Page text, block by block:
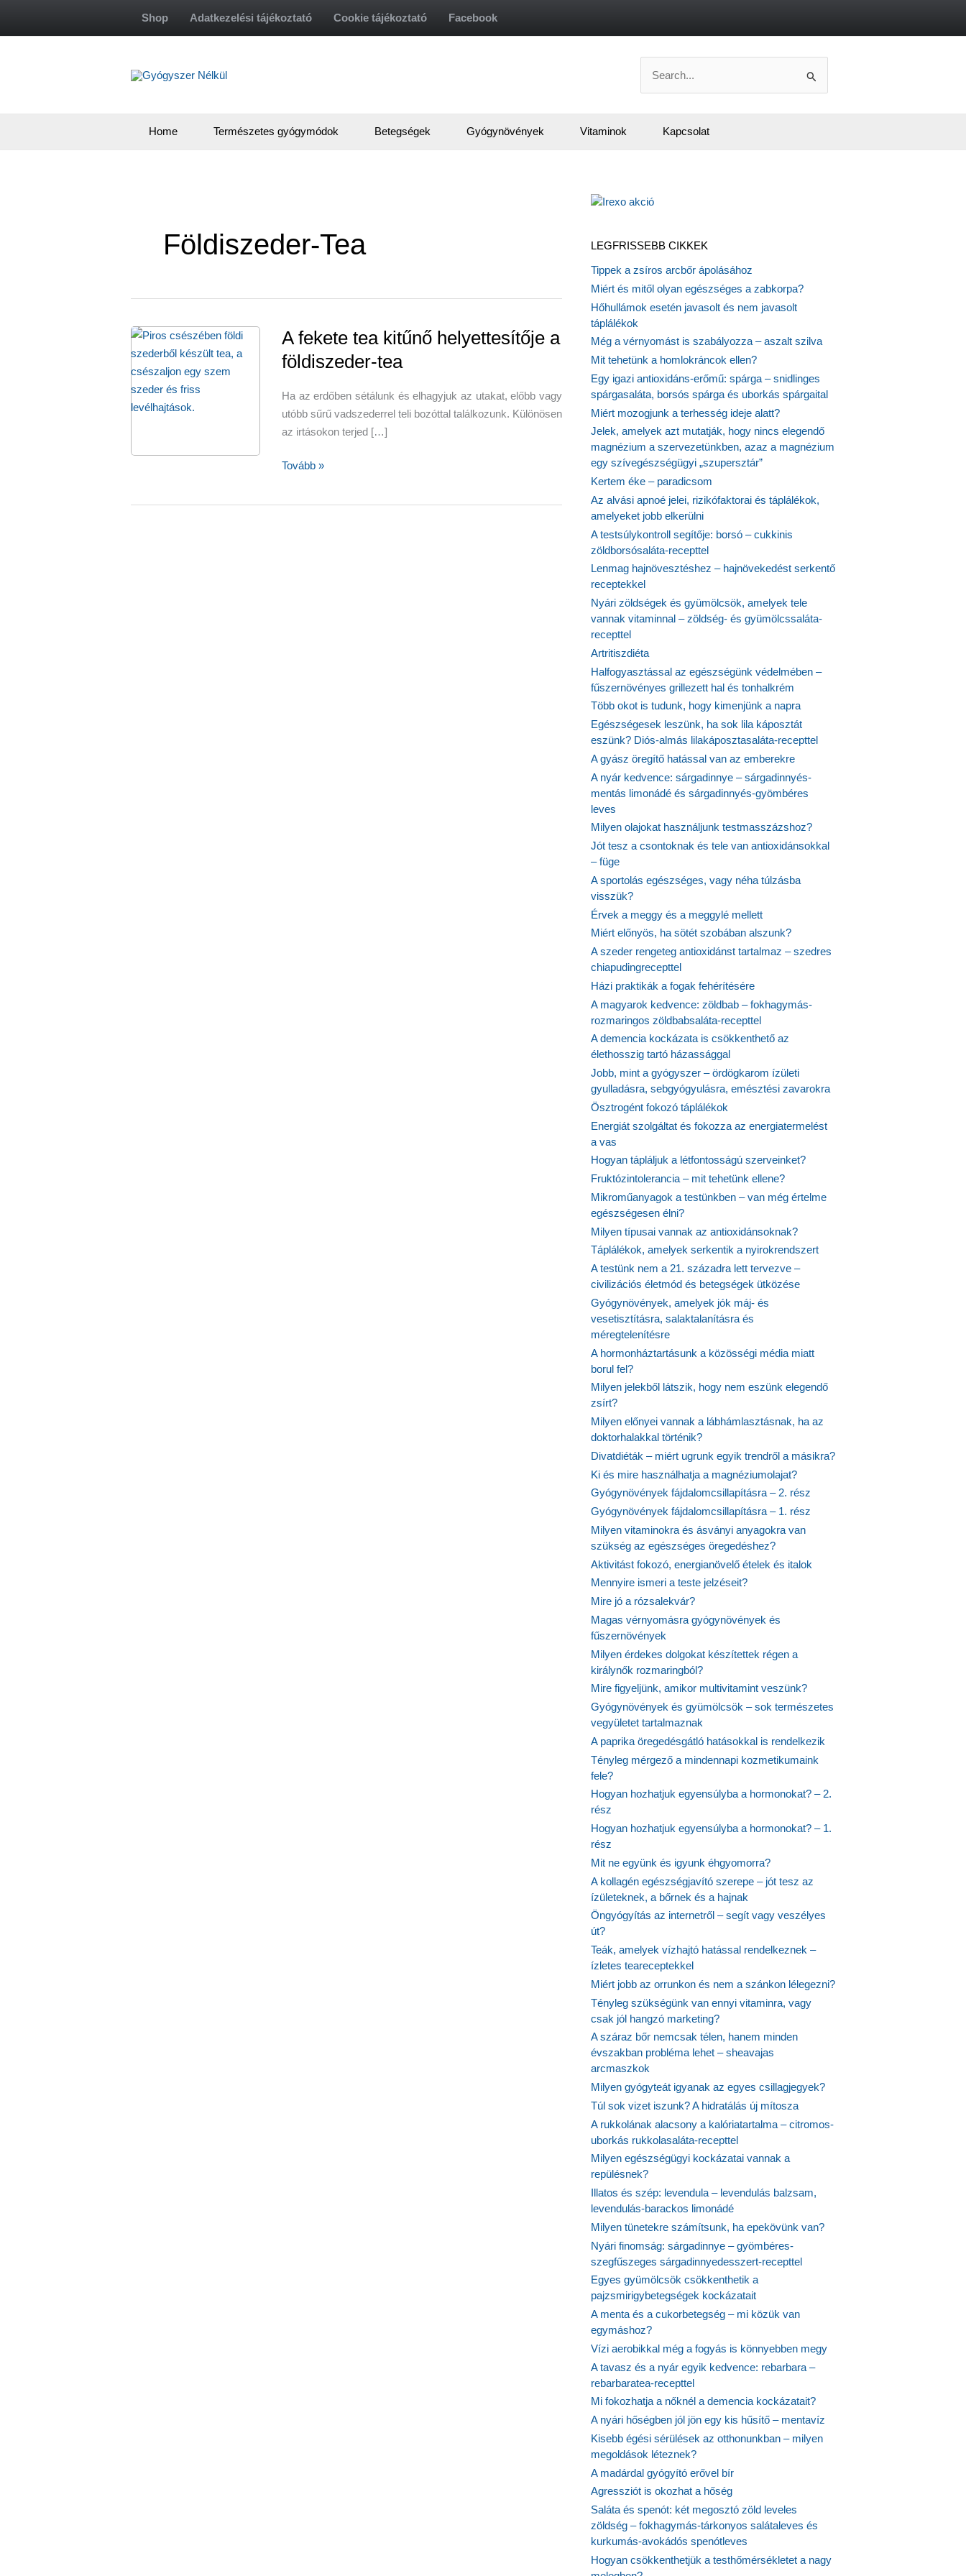
Shop Adatkezelési tájékoztató Cookie tájékoztató Facebook
for:
Home Természetes gyógymódok Betegségek Gyógynövények Vitaminok Kapcsolat
Földiszeder-Tea
A fekete tea kitűnő helyettesítője a
földiszeder-tea
Ha az erdőben sétálunk és elhagyjuk az utakat, előbb vagy
utóbb sűrű vadszederrel teli bozóttal találkozunk. Különösen
az irtásokon terjed […]
A
Tovább »
LEGFRISSEBB CIKKEK
Tippek a zsíros arcbőr ápolásához
Miért és mitől olyan egészséges a zabkorpa?
Hőhullámok esetén javasolt és nem javasolt
táplálékok
Még a vérnyomást is szabályozza – aszalt szilva
Mit tehetünk a homlokráncok ellen?
Egy igazi antioxidáns-erőmű: spárga – snidlinges
spárgasaláta, borsós spárga és uborkás spárgaital
Miért mozogjunk a terhesség ideje alatt?
Jelek, amelyek azt mutatják, hogy nincs elegendő
magnézium a szervezetünkben, azaz a magnézium
egy szívegészségügyi „szupersztár”
Kertem éke – paradicsom
Az alvási apnoé jelei, rizikófaktorai és táplálékok,
amelyeket jobb elkerülni
A testsúlykontroll segítője: borsó – cukkinis
zöldborsósaláta-recepttel
Lenmag hajnövesztéshez – hajnövekedést serkentő
receptekkel
Nyári zöldségek és gyümölcsök, amelyek tele
vannak vitaminnal – zöldség- és gyümölcssaláta-
recepttel
Artritiszdiéta
Halfogyasztással az egészségünk védelmében –
fűszernövényes grillezett hal és tonhalkrém
Több okot is tudunk, hogy kimenjünk a napra
Egészségesek leszünk, ha sok lila káposztát
eszünk? Diós-almás lilakáposztasaláta-recepttel
A gyász öregítő hatással van az emberekre
A nyár kedvence: sárgadinnye – sárgadinnyés-
mentás limonádé és sárgadinnyés-gyömbéres
leves
Milyen olajokat használjunk testmasszázshoz?
Jót tesz a csontoknak és tele van antioxidánsokkal
– füge
A sportolás egészséges, vagy néha túlzásba
visszük?
Érvek a meggy és a meggylé mellett
Miért előnyös, ha sötét szobában alszunk?
A szeder rengeteg antioxidánst tartalmaz – szedres
chiapudingrecepttel
Házi praktikák a fogak fehérítésére
A magyarok kedvence: zöldbab – fokhagymás-
rozmaringos zöldbabsaláta-recepttel
A demencia kockázata is csökkenthető az
élethosszig tartó házassággal
Jobb, mint a gyógyszer – ördögkarom ízületi
gyulladásra, sebgyógyulásra, emésztési zavarokra
Ösztrogént fokozó táplálékok
Energiát szolgáltat és fokozza az energiatermelést
a vas
Hogyan tápláljuk a létfontosságú szerveinket?
Fruktózintolerancia – mit tehetünk ellene?
Mikroműanyagok a testünkben – van még értelme
egészségesen élni?
Milyen típusai vannak az antioxidánsoknak?
Táplálékok, amelyek serkentik a nyirokrendszert
A testünk nem a 21. századra lett tervezve –
civilizációs életmód és betegségek ütközése
Gyógynövények, amelyek jók máj- és
vesetisztításra, salaktalanításra és
méregtelenítésre
A hormonháztartásunk a közösségi média miatt
borul fel?
Milyen jelekből látszik, hogy nem eszünk elegendő
zsírt?
Milyen előnyei vannak a lábhámlasztásnak, ha az
doktorhalakkal történik?
Divatdiéták – miért ugrunk egyik trendről a másikra?
Ki és mire használhatja a magnéziumolajat?
Gyógynövények fájdalomcsillapításra – 2. rész
Gyógynövények fájdalomcsillapításra – 1. rész
Milyen vitaminokra és ásványi anyagokra van
szükség az egészséges öregedéshez?
Aktivitást fokozó, energianövelő ételek és italok
Mennyire ismeri a teste jelzéseit?
Mire jó a rózsalekvár?
Magas vérnyomásra gyógynövények és
fűszernövények
Milyen érdekes dolgokat készítettek régen a
királynők rozmaringból?
Mire figyeljünk, amikor multivitamint veszünk?
Gyógynövények és gyümölcsök – sok természetes
vegyületet tartalmaznak
A paprika öregedésgátló hatásokkal is rendelkezik
Tényleg mérgező a mindennapi kozmetikumaink
fele?
Hogyan hozhatjuk egyensúlyba a hormonokat? – 2.
rész
Hogyan hozhatjuk egyensúlyba a hormonokat? – 1.
rész
Mit ne együnk és igyunk éhgyomorra?
A kollagén egészségjavító szerepe – jót tesz az
ízületeknek, a bőrnek és a hajnak
Öngyógyítás az internetről – segít vagy veszélyes
út?
Teák, amelyek vízhajtó hatással rendelkeznek –
ízletes teareceptekkel
Miért jobb az orrunkon és nem a szánkon lélegezni?
Tényleg szükségünk van ennyi vitaminra, vagy
csak jól hangzó marketing?
A száraz bőr nemcsak télen, hanem minden
évszakban probléma lehet – sheavajas
arcmaszkok
Milyen gyógyteát igyanak az egyes csillagjegyek?
Túl sok vizet iszunk? A hidratálás új mítosza
A rukkolának alacsony a kalóriatartalma – citromos-
uborkás rukkolasaláta-recepttel
Milyen egészségügyi kockázatai vannak a
repülésnek?
Illatos és szép: levendula – levendulás balzsam,
levendulás-barackos limonádé
Milyen tünetekre számítsunk, ha epekövünk van?
Nyári finomság: sárgadinnye – gyömbéres-
szegfűszeges sárgadinnyedesszert-recepttel
Egyes gyümölcsök csökkenthetik a
pajzsmirigybetegségek kockázatait
A menta és a cukorbetegség – mi közük van
egymáshoz?
Vízi aerobikkal még a fogyás is könnyebben megy
A tavasz és a nyár egyik kedvence: rebarbara –
rebarbaratea-recepttel
Mi fokozhatja a nőknél a demencia kockázatait?
A nyári hőségben jól jön egy kis hűsítő – mentavíz
Kisebb égési sérülések az otthonunkban – milyen
megoldások léteznek?
A madárdal gyógyító erővel bír
Agressziót is okozhat a hőség
Saláta és spenót: két megosztó zöld leveles
zöldség – fokhagymás-tárkonyos salátaleves és
kurkumás-avokádós spenótleves
Hogyan csökkenthetjük a testhőmérsékletet a nagy